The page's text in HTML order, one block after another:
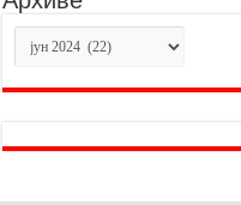
Архиве